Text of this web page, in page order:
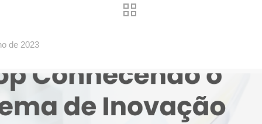
de 2023